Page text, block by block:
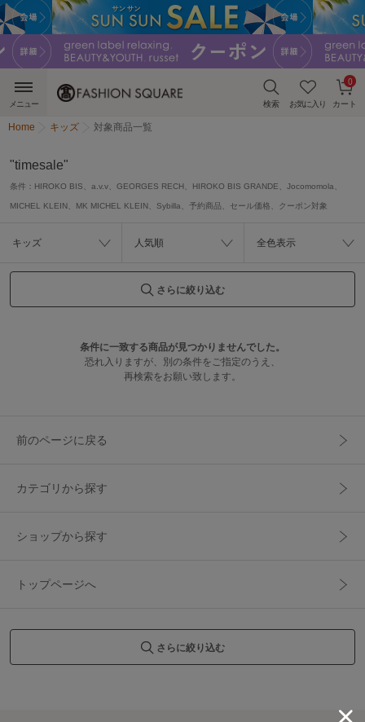
検索 お気に入り カート
0
メニュー
Home キッズ 対象商品一覧
"timesale"
条件： HIROKO BIS、a.v.v、GEORGES RECH、HIROKO BIS GRANDE、Jocomomola、
MICHEL KLEIN、MK MICHEL KLEIN、Sybilla、予約商品、セール価格、クーポン対象
キッズ 人気順 全色表示
さらに絞り込む
条件に一致する商品が見つかりませんでした。
恐れ入りますが、別の条件をご指定のうえ、
再検索をお願い致します。
前のページに戻る
カテゴリから探す
ショップから探す
トップページへ
さらに絞り込む